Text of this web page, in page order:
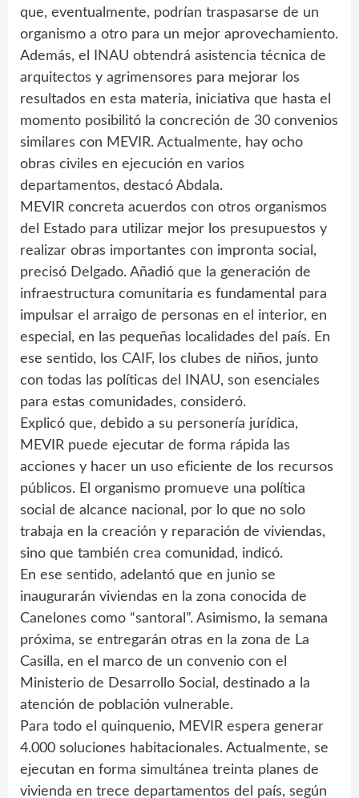
que, eventualmente, podrían traspasarse de un
organismo a otro para un mejor aprovechamiento.
Además, el INAU obtendrá asistencia técnica de
arquitectos y agrimensores para mejorar los
resultados en esta materia, iniciativa que hasta el
momento posibilitó la concreción de 30 convenios
similares con MEVIR. Actualmente, hay ocho
obras civiles en ejecución en varios
departamentos, destacó Abdala.
MEVIR concreta acuerdos con otros organismos
del Estado para utilizar mejor los presupuestos y
realizar obras importantes con impronta social,
precisó Delgado. Añadió que la generación de
infraestructura comunitaria es fundamental para
impulsar el arraigo de personas en el interior, en
especial, en las pequeñas localidades del país. En
ese sentido, los CAIF, los clubes de niños, junto
con todas las políticas del INAU, son esenciales
para estas comunidades, consideró.
Explicó que, debido a su personería jurídica,
MEVIR puede ejecutar de forma rápida las
acciones y hacer un uso eficiente de los recursos
públicos. El organismo promueve una política
social de alcance nacional, por lo que no solo
trabaja en la creación y reparación de viviendas,
sino que también crea comunidad, indicó.
En ese sentido, adelantó que en junio se
inaugurarán viviendas en la zona conocida de
Canelones como “santoral”. Asimismo, la semana
próxima, se entregarán otras en la zona de La
Casilla, en el marco de un convenio con el
Ministerio de Desarrollo Social, destinado a la
atención de población vulnerable.
Para todo el quinquenio, MEVIR espera generar
4.000 soluciones habitacionales. Actualmente, se
ejecutan en forma simultánea treinta planes de
vivienda en trece departamentos del país, según